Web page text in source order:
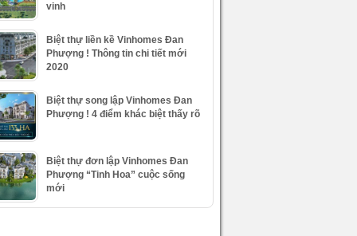
vinh
Biệt thự liền kề Vinhomes Đan
Phượng ! Thông tin chi tiết mới
2020
Biệt thự song lập Vinhomes Đan
Phượng ! 4 điểm khác biệt thấy rõ
Biệt thự đơn lập Vinhomes Đan
Phượng “Tinh Hoa” cuộc sống
mới